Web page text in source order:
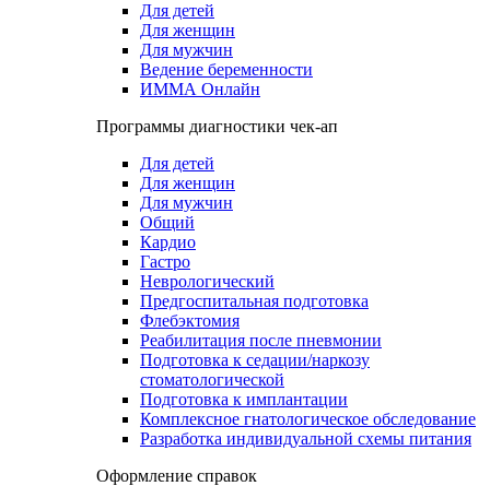
Для детей
Для женщин
Для мужчин
Ведение беременности
ИММА Онлайн
Программы диагностики чек-ап
Для детей
Для женщин
Для мужчин
Общий
Кардио
Гастро
Неврологический
Предгоспитальная подготовка
Флебэктомия
Реабилитация после пневмонии
Подготовка к седации/наркозу
стоматологической
Подготовка к имплантации
Комплексное гнатологическое обследование
Разработка индивидуальной схемы питания
Оформление справок